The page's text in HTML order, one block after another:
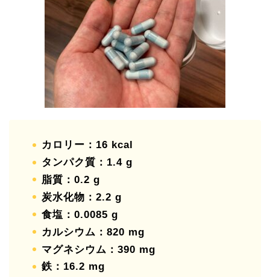
カロリー：16 kcal
タンパク質：1.4 g
脂質：0.2 g
炭水化物：2.2 g
食塩：0.0085 g
カルシウム：820 mg
マグネシウム：390 mg
鉄：16.2 mg